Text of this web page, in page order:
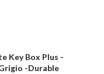
Key Box Plus -
-Durable